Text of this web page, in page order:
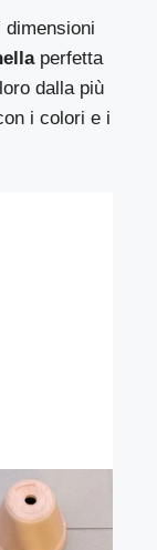
perfetta
dalla più
i colori e i